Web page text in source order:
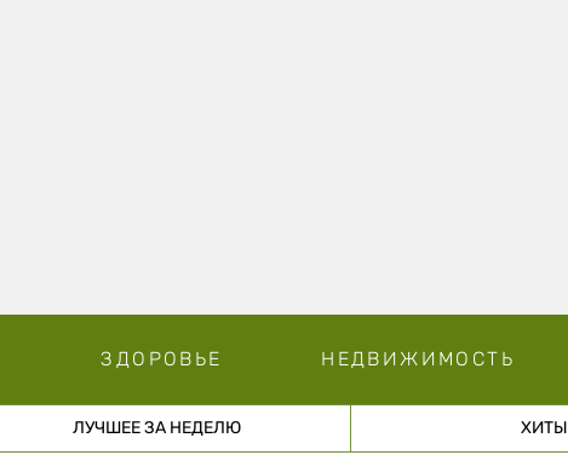
ЗДОРОВЬЕ НЕДВИЖИМОСТЬ
ЛУЧШЕЕ ЗА НЕДЕЛЮ ХИТЫ